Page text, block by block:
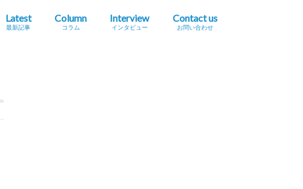
Latest
最新記事
Column
コラム
Interview
インタビュー
Contact us
お問い合わせ